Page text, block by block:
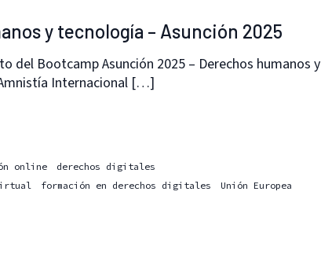
y tecnología – Asunción 2025
del Bootcamp Asunción 2025 – Derechos humanos y
Internacional […]
online
derechos digitales
formación en derechos digitales
Unión Europea